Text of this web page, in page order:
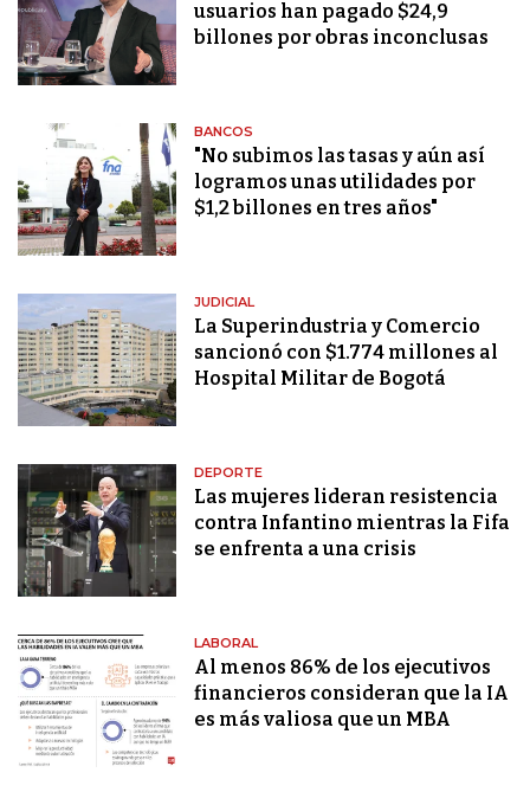
usuarios han pagado $24,9
billones por obras inconclusas
BANCOS
"No subimos las tasas y aún así
logramos unas utilidades por
$1,2 billones en tres años"
JUDICIAL
La Superindustria y Comercio
sancionó con $1.774 millones al
Hospital Militar de Bogotá
DEPORTE
Las mujeres lideran resistencia
contra Infantino mientras la Fifa
se enfrenta a una crisis
LABORAL
Al menos 86% de los ejecutivos
financieros consideran que la IA
es más valiosa que un MBA